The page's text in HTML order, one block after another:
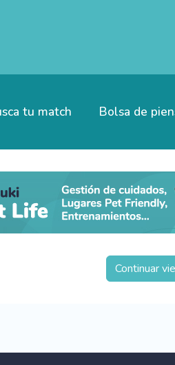
tu match Bolsa de
Continuar